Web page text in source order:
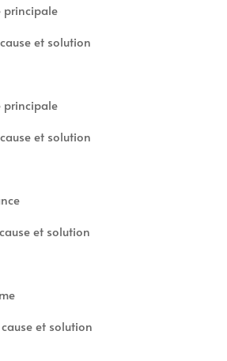
principale
et solution
principale
et solution
et solution
et solution